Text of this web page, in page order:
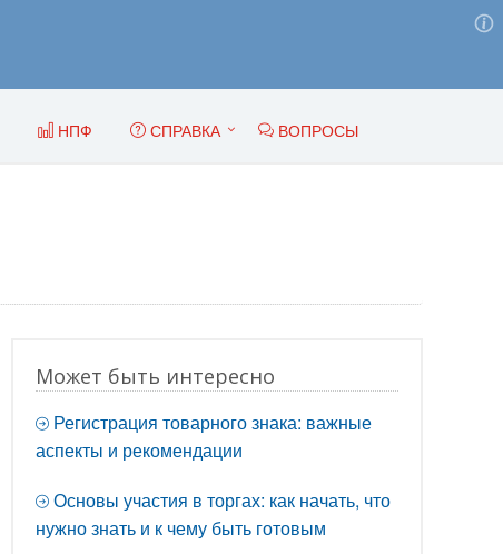
НПФ СПРАВКА ВОПРОСЫ
Может быть интересно
Регистрация товарного знака: важные
аспекты и рекомендации
Основы участия в торгах: как начать, что
нужно знать и к чему быть готовым